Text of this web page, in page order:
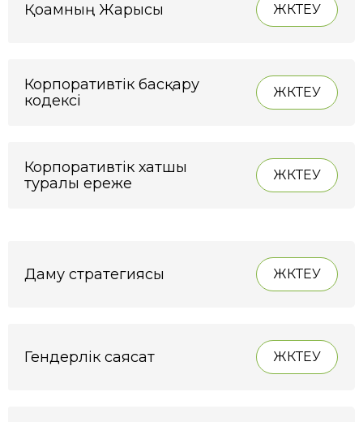
Қоғамның Жарғысы ЖҮКТЕУ
Корпоративтік басқару
кодексі
ЖҮКТЕУ
Корпоративтік хатшы
туралы ереже
ЖҮКТЕУ
Даму стратегиясы ЖҮКТЕУ
Гендерлік саясат ЖҮКТЕУ